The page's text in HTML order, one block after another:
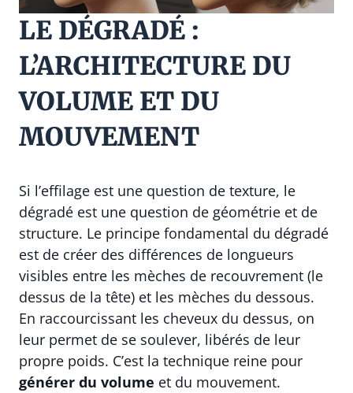
LE DÉGRADÉ :
L’ARCHITECTURE DU
VOLUME ET DU
MOUVEMENT
Si l’effilage est une question de texture, le
dégradé est une question de géométrie et de
structure. Le principe fondamental du dégradé
est de créer des différences de longueurs
visibles entre les mèches de recouvrement (le
dessus de la tête) et les mèches du dessous.
En raccourcissant les cheveux du dessus, on
leur permet de se soulever, libérés de leur
propre poids. C’est la technique reine pour
générer du volume et du mouvement.